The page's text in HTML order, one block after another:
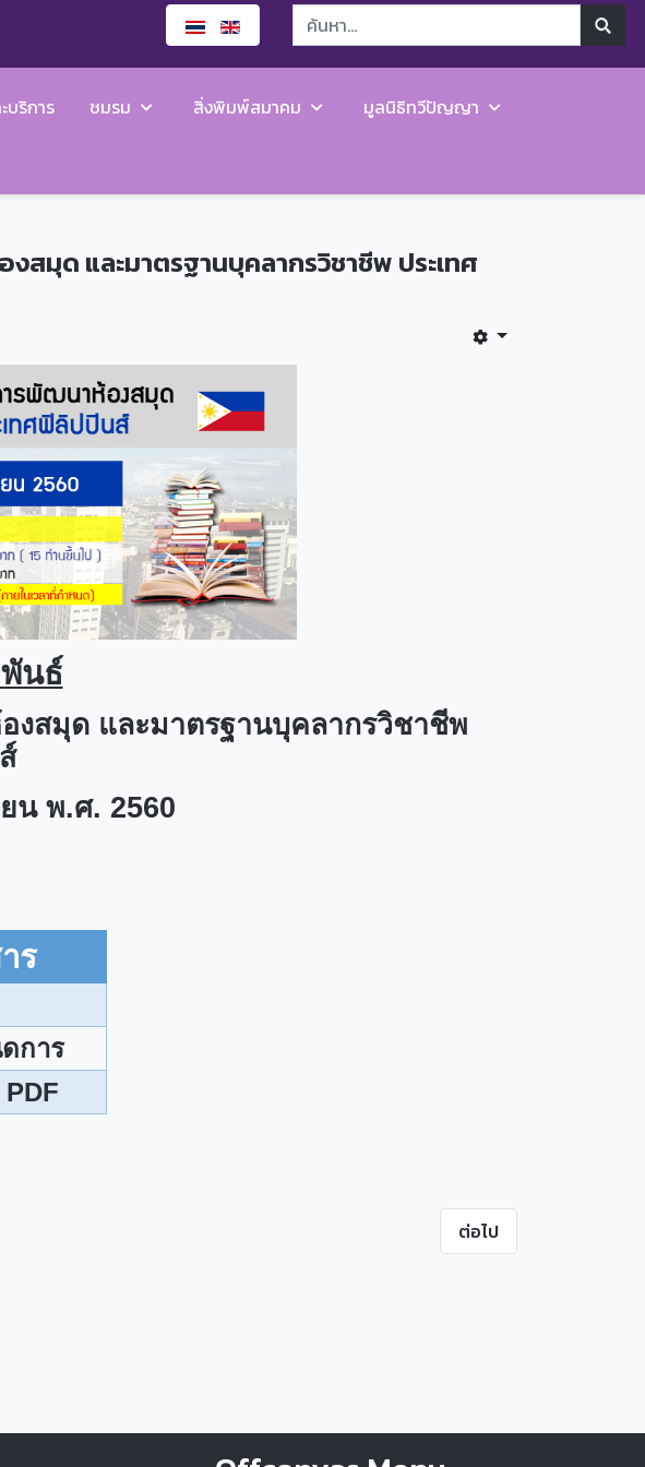
บริการ ชมรม สิ่งพิมพ์สมาคม
มูลนิธิทวีปัญญา
สมุด และมาตรฐานบุคลากรวิชาชีพ ประเทศ
นธ์
งสมุด และมาตรฐานบุคลากรวิชาชีพ
น พ.ศ. 2560
ร
การ
ต่อไป